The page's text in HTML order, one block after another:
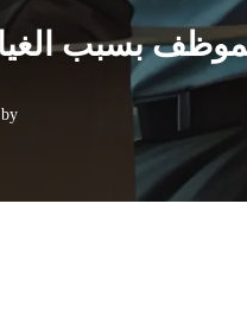
بسبب الغياب المتكرر
by